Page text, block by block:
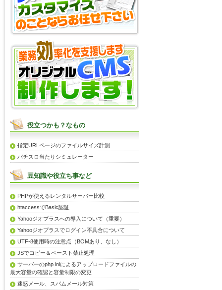
役立つかも？なもの
指定URLページのファイルサイズ計測
パチスロ当たりシミュレーター
豆知識や役立ち事など
PHPが使えるレンタルサーバー比較
htaccessでBasic認証
Yahooジオプラスへの導入について（重要）
Yahooジオプラスでログイン不具合について
UTF-8使用時の注意点（BOMあり、なし）
JSでコピー＆ペースト禁止処理
サーバーのphp.iniによるアップロードファイルの
最大容量の確認と容量制限の変更
迷惑メール、スパムメール対策